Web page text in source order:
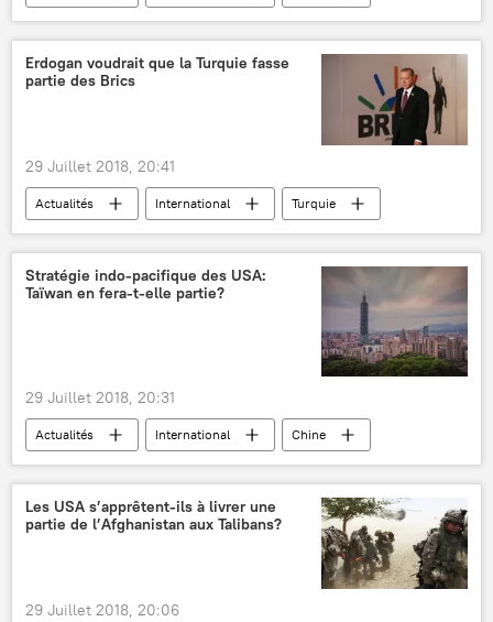
Silvio Berlusconi
suicide
Erdogan voudrait que la Turquie fasse
partie des Brics
29 Juillet 2018, 20:41
Actualités International
Turquie
Recep Tayyip Erdogan
G20
BRICS
adhésion
Stratégie indo-pacifique des USA:
Taïwan en fera-t-elle partie?
29 Juillet 2018, 20:31
Actualités International
Chine
Pékin
États-Unis
Taïwan
Taipei
Inde
Japon
Yang Danzhi
Shinzo Abe
Les USA s’apprêtent-ils à livrer une
partie de l’Afghanistan aux Talibans?
29 Juillet 2018, 20:06